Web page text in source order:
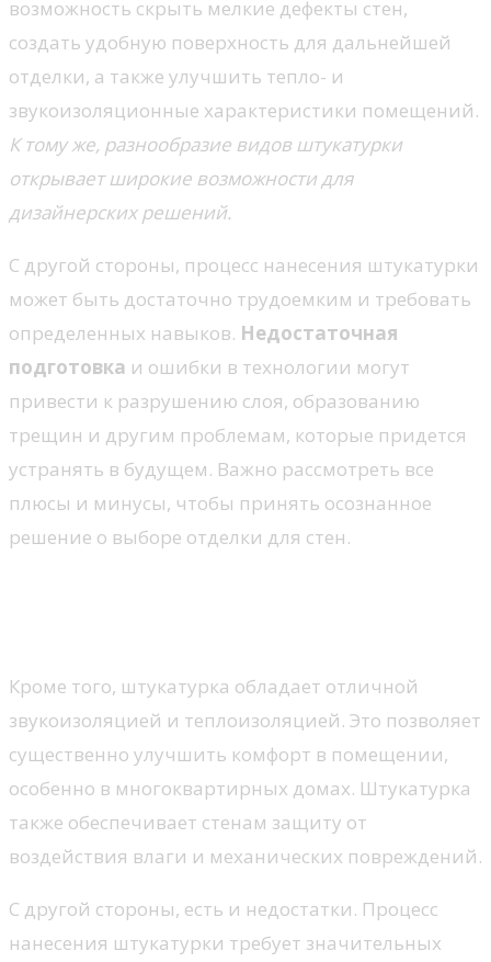
возможность скрыть мелкие дефекты стен,
создать удобную поверхность для дальнейшей
отделки, а также улучшить тепло- и
звукоизоляционные характеристики помещений.
К тому же, разнообразие видов штукатурки
открывает широкие возможности для
дизайнерских решений.
С другой стороны, процесс нанесения штукатурки
может быть достаточно трудоемким и требовать
определенных навыков. Недостаточная
подготовка и ошибки в технологии могут
привести к разрушению слоя, образованию
трещин и другим проблемам, которые придется
устранять в будущем. Важно рассмотреть все
плюсы и минусы, чтобы принять осознанное
решение о выборе отделки для стен.
Кроме того, штукатурка обладает отличной
звукоизоляцией и теплоизоляцией. Это позволяет
существенно улучшить комфорт в помещении,
особенно в многоквартирных домах. Штукатурка
также обеспечивает стенам защиту от
воздействия влаги и механических повреждений.
С другой стороны, есть и недостатки. Процесс
нанесения штукатурки требует значительных